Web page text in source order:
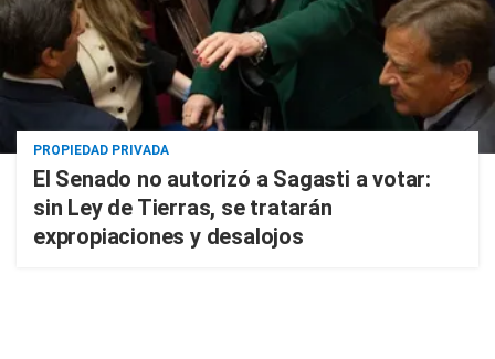
PROPIEDAD PRIVADA
El Senado no autorizó a Sagasti a votar:
sin Ley de Tierras, se tratarán
expropiaciones y desalojos